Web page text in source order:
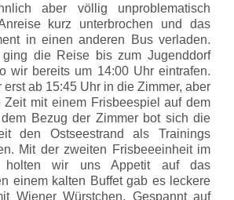
aber völlig unproblematisch
kurz unterbrochen und das
in einen anderen Bus verladen.
die Reise bis zum Jugenddorf
wir bereits um 14:00 Uhr eintrafen.
erst ab 15:45 Uhr in die Zimmer, aber
Zeit mit einem Frisbeespiel auf dem
Bezug der Zimmer bot sich die
den Ostseestrand als Trainings
Mit der zweiten Frisbeeeinheit im
holten wir uns Appetit auf das
einem kalten Buffet gab es leckere
Wiener Würstchen. Gespannt auf